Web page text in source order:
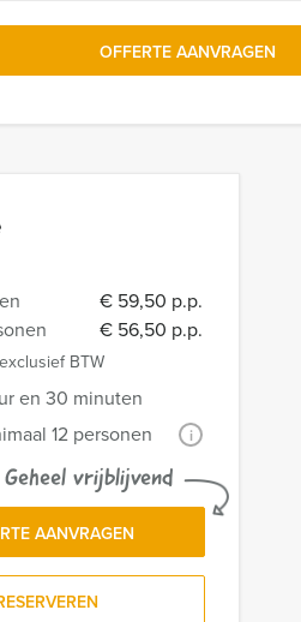
€ 59,50 p.p.
€ 56,50 p.p.
BTW
en 30 minuten
12 personen i
Geheel vrijblijvend
AANVRAGEN
OFFERTE AANVRAGEN